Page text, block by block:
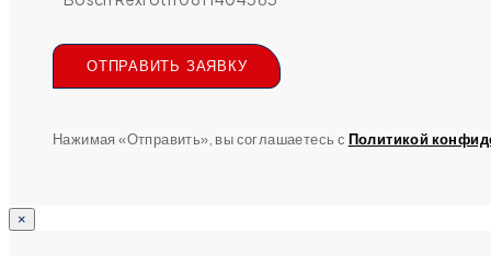
ОТПРАВИТЬ ЗАЯВКУ
Нажимая «Отправить», вы соглашаетесь с Политикой
×